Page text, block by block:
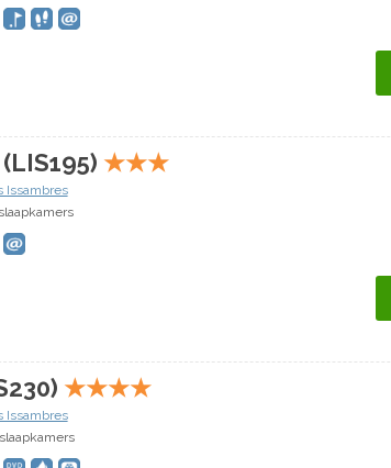
★★★
Issambres
★★★★
Issambres